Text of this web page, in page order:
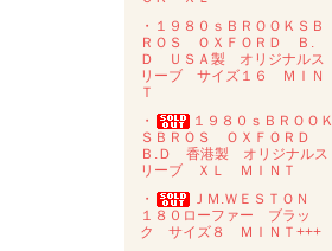
・１９８０ｓＢＲＯＯＫＳＢ
ＲＯＳ ＯＸＦＯＲＤ Ｂ.
Ｄ ＵＳＡ製 オリジナルス
リーブ サイズ１６ ＭＩＮ
Ｔ
・
１９８０ｓＢＲＯＯＫ
ＳＢＲＯＳ ＯＸＦＯＲＤ
Ｂ.Ｄ 香港製 オリジナルス
リーブ ＸＬ ＭＩＮＴ
・
ＪＭ.ＷＥＳＴＯＮ
１８０ローファー ブラッ
ク サイズ８ ＭＩＮＴ+++